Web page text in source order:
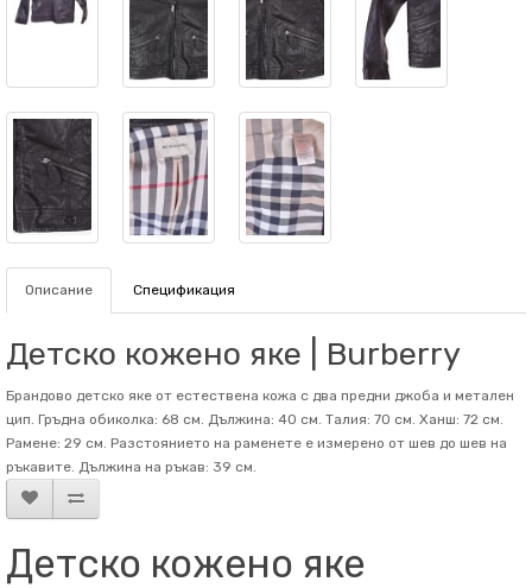
Описание Спецификация
Детско кожено яке | Burberry
Брандово детско яке от естествена кожа с два предни джоба и метален
цип. Гръдна обиколка: 68 см. Дължина: 40 см. Талия: 70 см. Ханш: 72 см.
Рамене: 29 см. Разстоянието на раменете е измерено от шев до шев на
ръкавите. Дължина на ръкав: 39 см.
Детско кожено яке